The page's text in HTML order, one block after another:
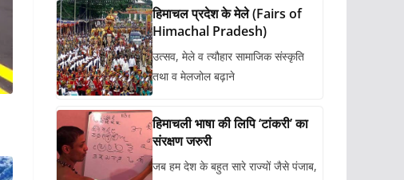
हिमाचल प्रदेश के मेले (Fairs of
Himachal Pradesh)
उत्सव, मेले व त्यौहार सामाजिक संस्कृति
तथा व मेलजोल बढ़ाने
हिमाचली भाषा की लिपि ‘टांकरी’ का
संरक्षण जरुरी
जब हम देश के बहुत सारे राज्यों जैसे पंजाब,